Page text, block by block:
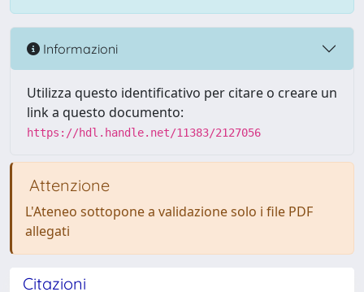
Informazioni
Utilizza questo identificativo per citare o creare un
link a questo documento:
https://hdl.handle.net/11383/2127056
Attenzione
L'Ateneo sottopone a validazione solo i file PDF
allegati
Citazioni